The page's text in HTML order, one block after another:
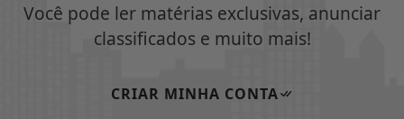
Você pode ler matérias exclusivas, anunciar
classificados e muito mais!
CRIAR MINHA CONTA